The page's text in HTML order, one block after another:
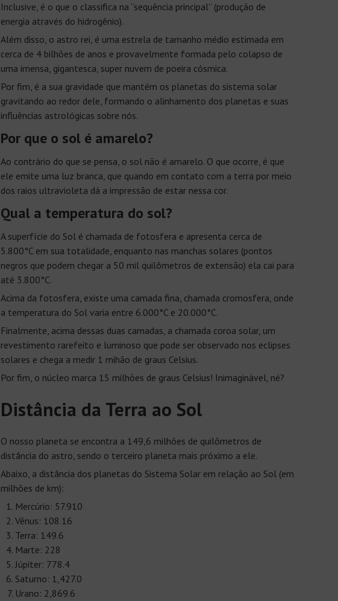
Inclusive, é o que o classifica na “sequência principal” (produção de
energia através do hidrogênio).
Além disso, o astro rei, é uma estrela de tamanho médio estimada em
cerca de 4 bilhões de anos e provavelmente formada pelo colapso de
uma imensa, gigantesca, super nuvem de poeira cósmica.
Por fim, é a sua gravidade que mantém os planetas do sistema solar
gravitando ao redor dele, formando o alinhamento dos planetas e suas
influências astrológicas sobre nós.
Por que o sol é amarelo?
Ao contrário do que se pensa, o sol não é amarelo. O que ocorre, é que
ele emite uma luz branca, que quando em contato com a terra por meio
dos raios ultravioleta dá a impressão de estar nessa cor.
Qual a temperatura do sol?
A superfície do Sol é chamada de fotosfera e apresenta cerca de
5.800°C em sua totalidade, enquanto nas manchas solares (pontos
negros que podem chegar a 50 mil quilômetros de extensão) ela cai para
até 3.800°C.
Acima da fotosfera, existe uma camada fina, chamada cromosfera, onde
a temperatura do Sol varia entre 6.000°C e 20.000°C.
Finalmente, acima dessas duas camadas, a chamada coroa solar, um
revestimento rarefeito e luminoso que pode ser observado nos eclipses
solares e chega a medir 1 mihão de graus Celsius.
Por fim, o núcleo marca 15 milhões de graus Celsius! Inimaginável, né?
Distância da Terra ao Sol
O nosso planeta se encontra a 149,6 milhões de quilômetros de
distância do astro, sendo o terceiro planeta mais próximo a ele.
Abaixo, a distância dos planetas do Sistema Solar em relação ao Sol (em
milhões de km):
Mercúrio: 57.910
Vênus: 108.16
Terra: 149.6
Marte: 228
Júpiter: 778.4
Saturno: 1,427.0
Urano: 2,869.6